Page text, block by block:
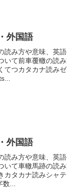
外国語
読み方や意味、英
いて前車覆轍の読
てつカタカナ読み
外国語
読み方や意味、英
いて車轍馬跡の読
カタカナ読みシャ
...